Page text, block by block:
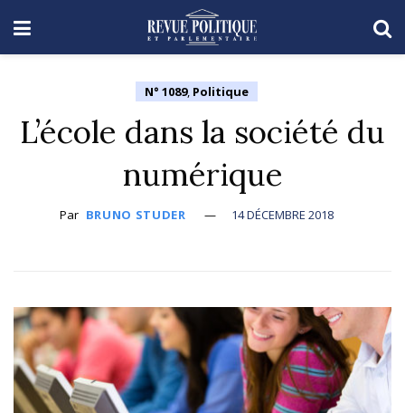
N° 1089, Politique
L’école dans la société du
numérique
Par BRUNO STUDER 14 DÉCEMBRE 2018